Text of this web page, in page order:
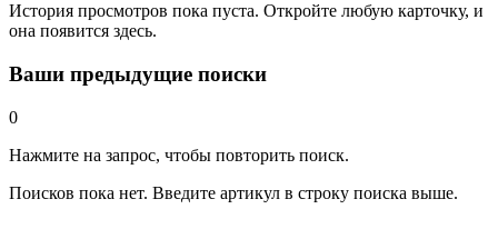
История просмотров пока пуста. Откройте любую карточку, и
она появится здесь.
Ваши предыдущие поиски
0
Нажмите на запрос, чтобы повторить поиск.
Поисков пока нет. Введите артикул в строку поиска выше.